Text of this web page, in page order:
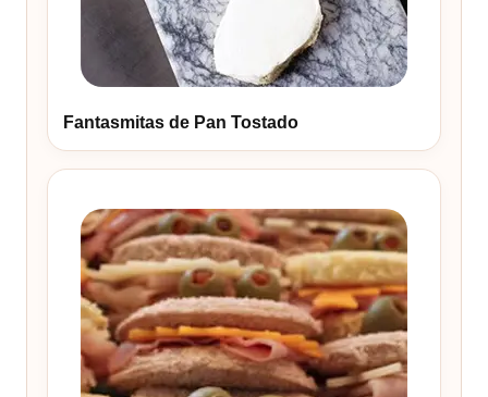
Fantasmitas de Pan Tostado